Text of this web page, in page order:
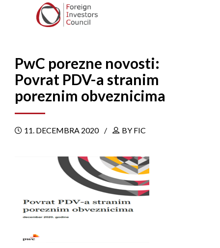
PwC porezne novosti:
Povrat PDV-a stranim
poreznim obveznicima
11. DECEMBRA 2020 BY FIC